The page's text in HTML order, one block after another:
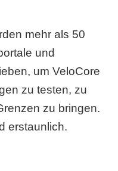
mehr als 50
und
um VeloCore
zu testen, zu
zu bringen.
erstaunlich.